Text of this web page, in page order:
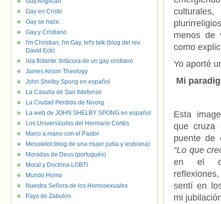
culturales,
menos de
como
Yo aporté
Mi
Esta
que cruza
puente de
“Lo que
en el
sentí en
mi
Gay en Cristo
Gay se nace.
Gay y Cristiano
I'm Christian, I'm Gay, let's talk (blog del rev.
David Eck)
Isla flotante: bitácora de un gay cristiano
James Alison Theology
John Shelby Spong en español
La Casulla de San Ildefonso
La Ciudad Perdida de Nivorg
La web de JOHN SHELBY SPONG en español
Los Universículos del Hermano Cortés
Mano a mano con el Pastor
Mesoletot (blog de una mujer judía y lesbiana)
Moradas de Deus (portugués)
Moral y Doctrina LGBTI
Mundo Homo
Nuestra Señora de los Homosexuales
Pays de Zabulon